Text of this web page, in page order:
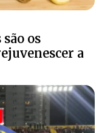
os
a